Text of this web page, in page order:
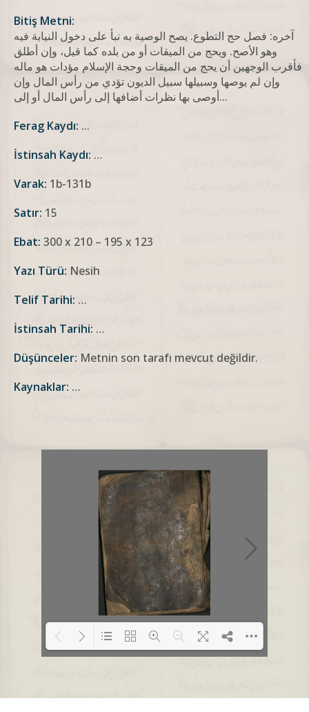
Bitiş Metni:
آخره: فصل حج التطوع. يصح الوصية به نبأ على دخول النيابة فيه
وهو الأصح. ويحج من الميقات أو من بلده كما قيل، وإن أطلق
فأقرب الوجهين أن يحج من الميقات وحجة الإسلام مؤدات هو ماله
وإن لم يوصها وسبيلها سبيل الديون تؤدي من رأس المال وإن
أوصى بها نظرات أضافها إلى رأس المال أو إلى...
Ferag Kaydı: ...
İstinsah Kaydı: …
Varak: 1b-131b
Satır: 15
Ebat: 300 x 210 – 195 x 123
Yazı Türü: Nesih
Telif Tarihi: …
İstinsah Tarihi: …
Düşünceler: Metnin son tarafı mevcut değildir.
Kaynaklar: …